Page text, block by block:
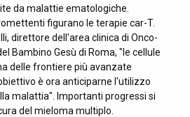
da malattie ematologiche.
figurano le terapie car-T.
direttore dell'area clinica di Onco-
Bambino Gesù di Roma, "le cellule
delle frontiere più avanzate
è ora anticiparne l'utilizzo
malattia". Importanti progressi si
del mieloma multiplo.